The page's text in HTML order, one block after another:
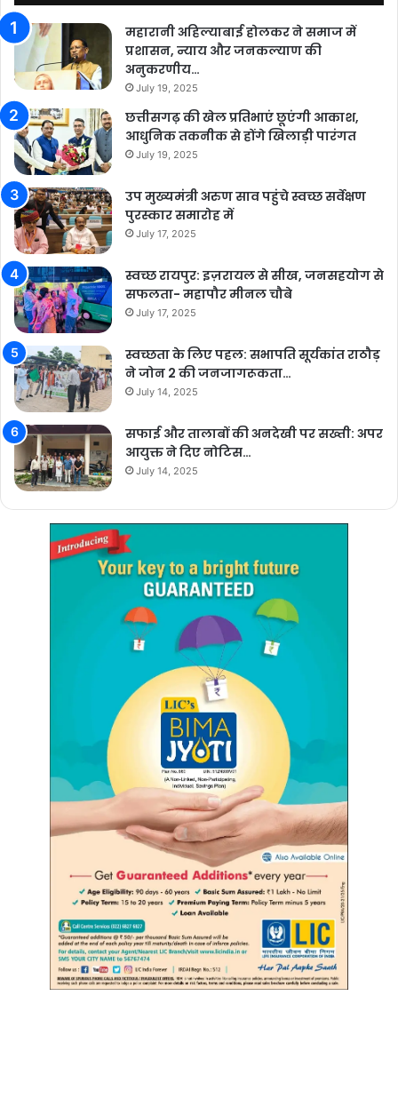
महारानी अहिल्याबाई होलकर ने समाज में
प्रशासन, न्याय और जनकल्याण की
अनुकरणीय…
July 19, 2025
छत्तीसगढ़ की खेल प्रतिभाएं छूएंगी आकाश,
आधुनिक तकनीक से होंगे खिलाड़ी पारंगत
July 19, 2025
उप मुख्यमंत्री अरुण साव पहुंचे स्वच्छ सर्वेक्षण
पुरस्कार समारोह में
July 17, 2025
स्वच्छ रायपुर: इज़रायल से सीख, जनसहयोग से
सफलता- महापौर मीनल चौबे
July 17, 2025
स्वच्छता के लिए पहल: सभापति सूर्यकांत राठौड़
ने जोन 2 की जनजागरूकता…
July 14, 2025
सफाई और तालाबों की अनदेखी पर सख्ती: अपर
आयुक्त ने दिए नोटिस…
July 14, 2025